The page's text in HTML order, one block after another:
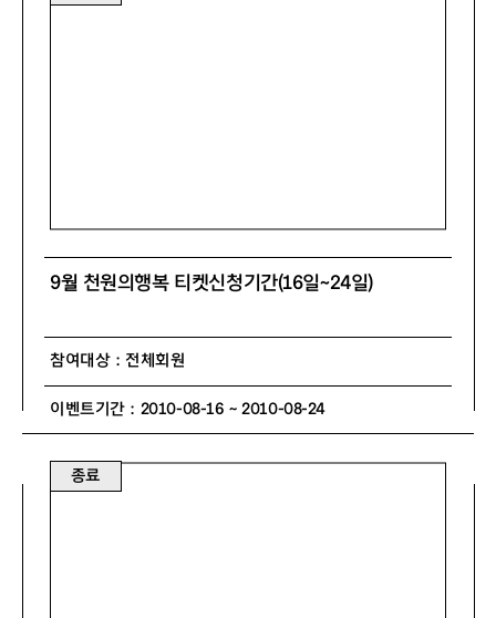
9월 천원의행복 티켓신청기간(16일~24일)
참여대상 : 전체회원
이벤트기간 : 2010-08-16 ~ 2010-08-24
종료